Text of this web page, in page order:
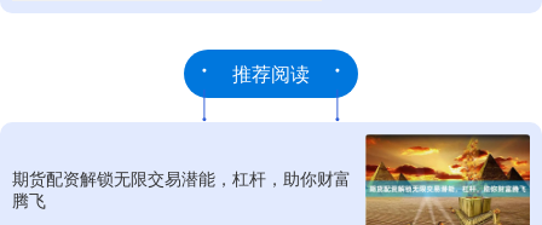
推荐阅读
期货配资解锁无限交易潜能，杠杆，助你财富
腾飞